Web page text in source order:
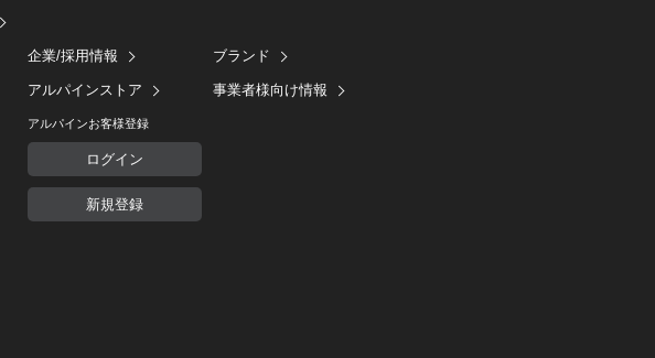
企業/採用情報
アルパインストア
アルパインお客様登録
ログイン
新規登録
ブランド
事業者様向け情報